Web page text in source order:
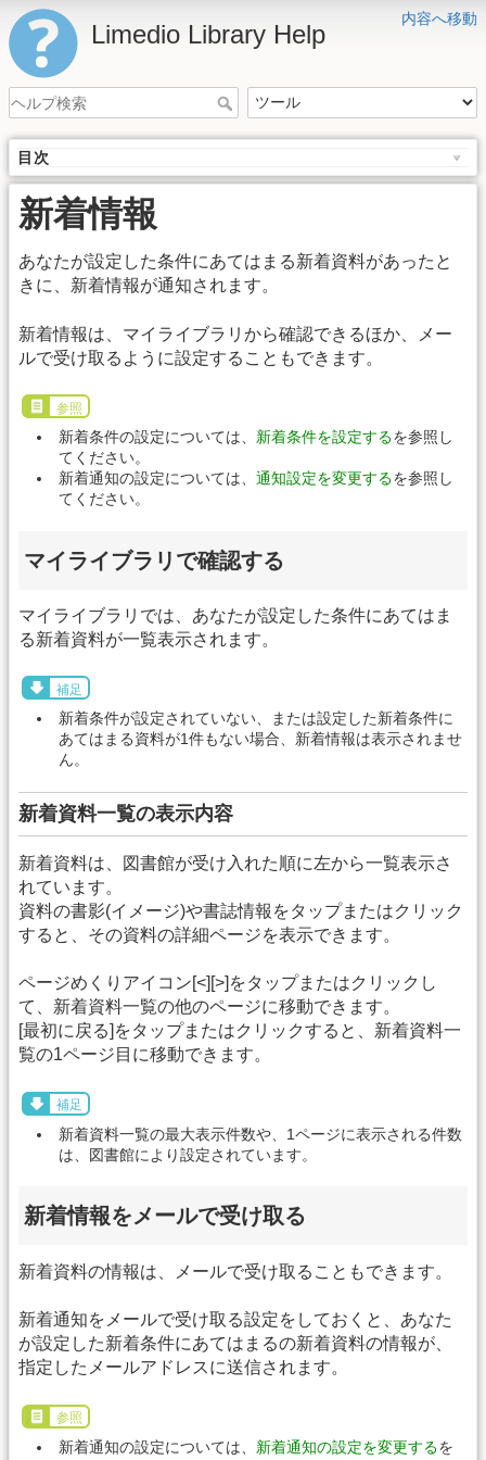
内容へ移動
Limedio Library Help
目次
新着情報
あなたが設定した条件にあてはまる新着資料があったと
きに、新着情報が通知されます。
新着情報は、マイライブラリから確認できるほか、メー
ルで受け取るように設定することもできます。
参照
新着条件の設定については、 新着条件を設定するを参照し
てください。
新着通知の設定については、 通知設定を変更するを参照し
てください。
マイライブラリで確認する
マイライブラリでは、あなたが設定した条件にあてはま
る新着資料が一覧表示されます。
補足
新着条件が設定されていない、または設定した新着条件に
あてはまる資料が1件もない場合、新着情報は表示されませ
ん。
新着資料一覧の表示内容
新着資料は、図書館が受け入れた順に左から一覧表示さ
れています。
資料の書影(イメージ)や書誌情報をタップまたはクリック
すると、その資料の詳細ページを表示できます。
ページめくりアイコン[<][>]をタップまたはクリックし
て、新着資料一覧の他のページに移動できます。
[最初に戻る]をタップまたはクリックすると、新着資料一
覧の1ページ目に移動できます。
補足
新着資料一覧の最大表示件数や、1ページに表示される件数
は、図書館により設定されています。
新着情報をメールで受け取る
新着資料の情報は、メールで受け取ることもできます。
新着通知をメールで受け取る設定をしておくと、あなた
が設定した新着条件にあてはまるの新着資料の情報が、
指定したメールアドレスに送信されます。
参照
新着通知の設定については、 新着通知の設定を変更するを